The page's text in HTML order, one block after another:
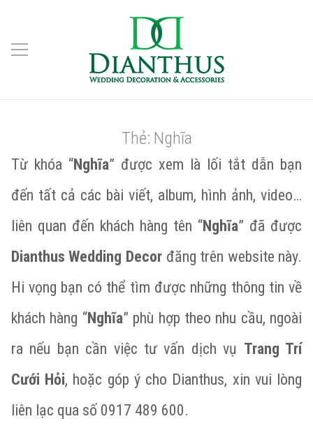
Thẻ: Nghĩa
Từ khóa “Nghĩa” được xem là lối tắt dẫn bạn
đến tất cả các bài viết, album, hình ảnh, video…
liên quan đến khách hàng tên “Nghĩa” đã được
Dianthus Wedding Decorđăng trên website này.
Hi vọng bạn có thể tìm được những thông tin về
khách hàng “Nghĩa” phù hợp theo nhu cầu, ngoài
ra nếu bạn cần việc tư vấn dịch vụ Trang Trí
Cưới Hỏi, hoặc góp ý cho Dianthus, xin vui lòng
liên lạc qua số 0917 489 600.